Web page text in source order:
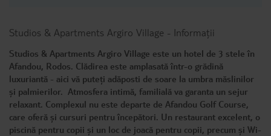
Studios & Apartments Argiro Village - Informații
Studios & Apartments Argiro Village este un hotel de 3 stele în
Afandou, Rodos. Clădirea este amplasată într-o grădină
luxuriantă - aici vă puteți adăposti de soare la umbra măslinilor
și palmierilor. Atmosfera intimă, familială va garanta un sejur
relaxant. Complexul nu este departe de Afandou Golf Course,
care oferă și cursuri pentru începători. Un restaurant excelent, o
piscină pentru copii și un loc de joacă pentru copii, precum și Wi-